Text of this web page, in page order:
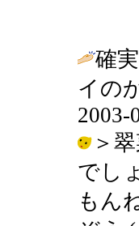
確
イの
2003-
＞
でし
もん